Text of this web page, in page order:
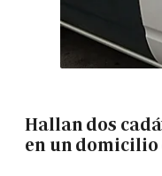
Hallan dos
en un domicilio